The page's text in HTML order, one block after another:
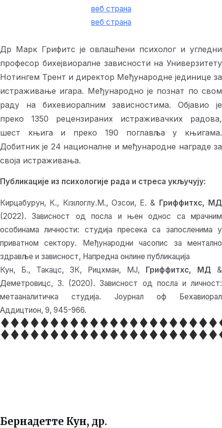
веб страна
веб страна
Др Марк Грифитс је овлашћени психолог и угледни
професор бихејвиоралне зависности на Универзитету
Нотингем Трент и директор Међународне јединице за
истраживање игара. Међународно је познат по свом
раду на бихевиоралним зависностима. Објавио је
преко 1350 рецензираних истраживачких радова,
шест књига и преко 190 поглавља у књигама.
Добитник је 24 националне и међународне награде за
своја истраживања.
Публикације из психологије рада и стреса укључују:
Кирцабурун, К., Кıзıлоглу.М., Озсои, Е. & Гриффитхс, МД
(2022). Зависност од посла и њен однос са мрачним
особинама личности: студија пресека са запосленима у
приватном сектору. Међународни часопис за ментално
здравље и зависност, Напредна онлине публикација
Кун, Б., Такацс, ЗК, Рицхман, МЈ, Гриффитхс, МД &
Деметровицс, З. (2020). Зависност од посла и личност:
метааналитичка студија. Јоурнал оф Бехавиорал
Аддицтион, 9, 945-966.
Бернадетте Кун, др.